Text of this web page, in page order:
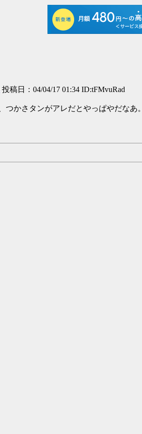
投稿日：04/04/17 01:34 ID:tFMvuRad
かさタンがアレだとやっぱやだなあ。